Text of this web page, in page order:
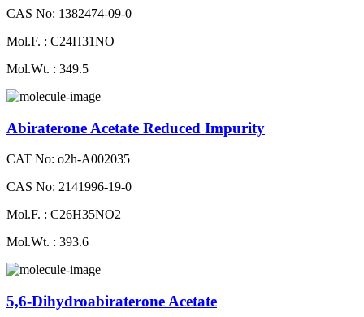
CAS No: 1382474-09-0
Mol.F. : C24H31NO
Mol.Wt. : 349.5
Abiraterone Acetate Reduced Impurity
CAT No: o2h-A002035
CAS No: 2141996-19-0
Mol.F. : C26H35NO2
Mol.Wt. : 393.6
5,6-Dihydroabiraterone Acetate